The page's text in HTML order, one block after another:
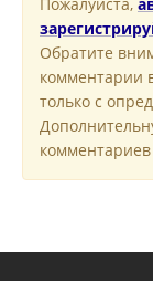
Обратите
комментарии
только с